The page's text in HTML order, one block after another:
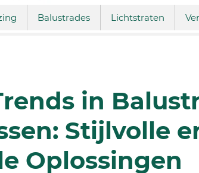
Balustrades Lichtstraten
in
Stijlvolle
Oplossingen